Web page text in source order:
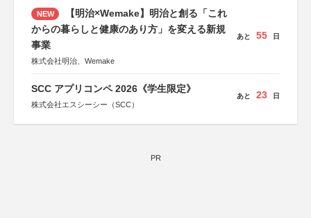
NEW
【明治×Wemake】明治と創る「これ
からの暮らしと健康のあり方」を変える新規
事業
株式会社明治、Wemake
あと 55 日
SCC アプリコンペ 2026《学生限定》
株式会社エスシーシー（SCC）
あと 23 日
PR